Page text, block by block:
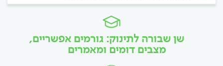
שן שבורה לתינוק: גורמים אפשריים,
מצבים דומים ומאמרים